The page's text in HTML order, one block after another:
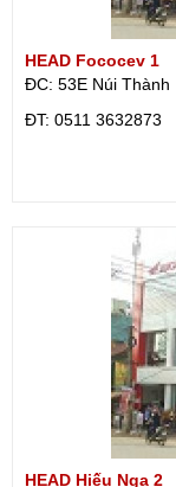
HEAD Fococev 1
ĐC: 53E Núi Thành
ÐT: 0511 3632873
HEAD Hiếu Nga 2